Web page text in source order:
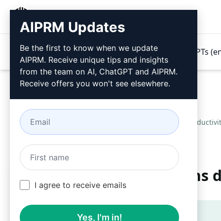
Produtos Preços Prompts GPTs
Gerador de Lista de Itens
AIPRM Updates
Be the first to know when we update
AIPRM. Receive unique tips and insights
from the team on AI, ChatGPT and AIPRM.
Receive offers you won't see elsewhere.
I agree to receive emails
Yes, I'm in!